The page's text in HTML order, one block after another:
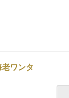
ワンタ